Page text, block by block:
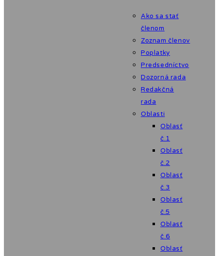
Ako sa stať
členom
Zoznam členov
Poplatky
Predsedníctvo
Dozorná rada
Redakčná
rada
Oblasti
Oblasť
č.1
Oblasť
č.2
Oblasť
č.3
Oblasť
č.5
Oblasť
č.6
Oblasť